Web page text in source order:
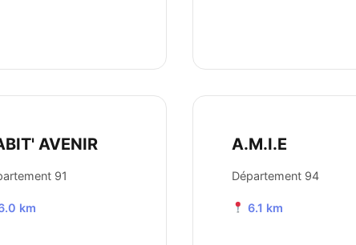
AVENIR
91
km
A.M.I.E
Département 94
6.1 km